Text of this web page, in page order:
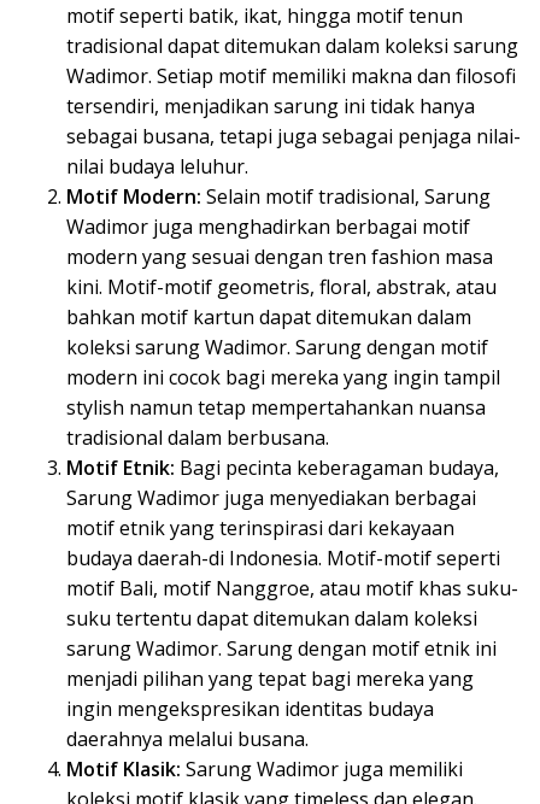
motif seperti batik, ikat, hingga motif tenun
tradisional dapat ditemukan dalam koleksi sarung
Wadimor. Setiap motif memiliki makna dan filosofi
tersendiri, menjadikan sarung ini tidak hanya
sebagai busana, tetapi juga sebagai penjaga nilai-
nilai budaya leluhur.
Motif Modern: Selain motif tradisional, Sarung
Wadimor juga menghadirkan berbagai motif
modern yang sesuai dengan tren fashion masa
kini. Motif-motif geometris, floral, abstrak, atau
bahkan motif kartun dapat ditemukan dalam
koleksi sarung Wadimor. Sarung dengan motif
modern ini cocok bagi mereka yang ingin tampil
stylish namun tetap mempertahankan nuansa
tradisional dalam berbusana.
Motif Etnik: Bagi pecinta keberagaman budaya,
Sarung Wadimor juga menyediakan berbagai
motif etnik yang terinspirasi dari kekayaan
budaya daerah-di Indonesia. Motif-motif seperti
motif Bali, motif Nanggroe, atau motif khas suku-
suku tertentu dapat ditemukan dalam koleksi
sarung Wadimor. Sarung dengan motif etnik ini
menjadi pilihan yang tepat bagi mereka yang
ingin mengekspresikan identitas budaya
daerahnya melalui busana.
Motif Klasik: Sarung Wadimor juga memiliki